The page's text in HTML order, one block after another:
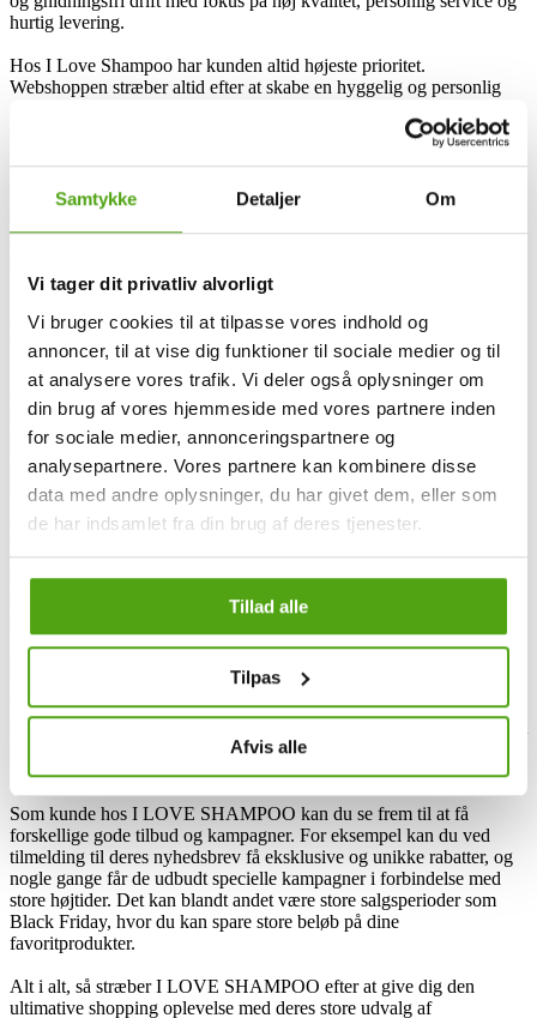
Samtykke Detaljer Om
Vi tager dit privatliv alvorligt
Vi bruger cookies til at tilpasse vores indhold og
annoncer, til at vise dig funktioner til sociale medier og til
at analysere vores trafik. Vi deler også oplysninger om
din brug af vores hjemmeside med vores partnere inden
for sociale medier, annonceringspartnere og
analysepartnere. Vores partnere kan kombinere disse
data med andre oplysninger, du har givet dem, eller som
de har indsamlet fra din brug af deres tjenester.
Tillad alle
Tilpas
Afvis alle
hurtig levering.
Hos I Love Shampoo har kunden altid højeste prioritet.
Webshoppen stræber altid efter at skabe en hyggelig og personlig
stylingredskaber, lover de dig en god pris samt produkter, der lever
Besøg I Love Shampoo for at opdage det bedste inden for
skønhedsprodukter og hårpleje. Lad det dedikerede team hjælpe dig
med at fremhæve din skønhed og pleje dit hår på bedst mulige
I Love Shampoo og rabatkoder
I LOVE SHAMPOO er en dansk webshop, som specialiserer sig i
professionelle frisørprodukter til markedets bedste priser. Deres
sortiment omfatter alt fra styling og hårpleje til hudpleje, makeup og
negle, og er nøje udvalgt for at give dig salonlignende produkter lige
ved hånden.
I LOVE SHAMPOO blev grundlagt af Liva, der har over 30 års
erfaring fra frisørbranchen og tidligere har arbejdet som stylist ved
store modeshows. Virksomheden så lyset under coronapandemien
som en oplagt mulighed for at offentliggøre de bedste
brænder for at levere høj kvalitet og personlig service. Fra
webshoppen kan du forvente en professionel og problemfri
oplevelse samt en hurtig levering. Derudover har de også fokus på at
skabe en hyggelig og personlig atmosfære, så du altid føler dig
velplejet og i centrum, når du handler hos I LOVE SHAMPOO.
Som kunde hos I LOVE SHAMPOO kan du se frem til at få
forskellige gode tilbud og kampagner. For eksempel kan du ved
tilmelding til deres nyhedsbrev få eksklusive og unikke rabatter, og
nogle gange får de udbudt specielle kampagner i forbindelse med
store højtider. Det kan blandt andet være store salgsperioder som
Black Friday, hvor du kan spare store beløb på dine
favoritprodukter.
Alt i alt, så stræber I LOVE SHAMPOO efter at give dig den
ultimative shopping oplevelse med deres store udvalg af